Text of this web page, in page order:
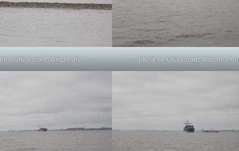
Glückstadt Wischhafen Elbfähre Glückstadt Wischhafen